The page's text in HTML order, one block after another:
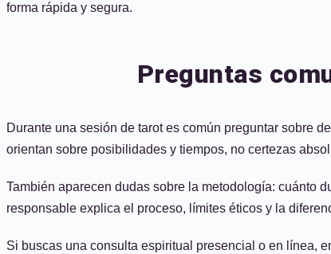
forma rápida y segura.
Preguntas
Durante una sesión de tarot es común preguntar sobre
orientan sobre posibilidades y tiempos, no certezas
También aparecen dudas sobre la metodología: cuánto
responsable explica el proceso, límites éticos y la
Si buscas una consulta espiritual presencial o en línea,